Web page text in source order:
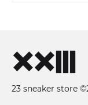
23 sneaker store